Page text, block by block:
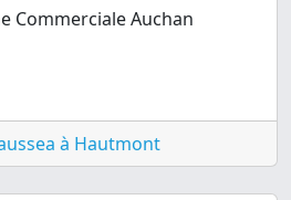
Commerciale Auchan
à Hautmont